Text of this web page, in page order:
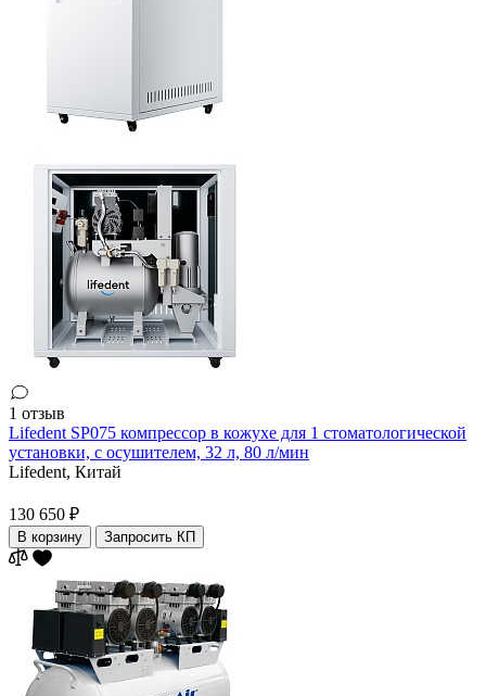
1 отзыв
Lifedent SP075 компрессор в кожухе для 1 стоматологической
установки, с осушителем, 32 л, 80 л/мин
Lifedent, Китай
130 650 ₽
В корзину Запросить КП